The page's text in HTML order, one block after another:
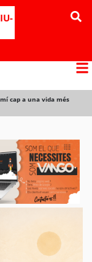
cap a una vida més